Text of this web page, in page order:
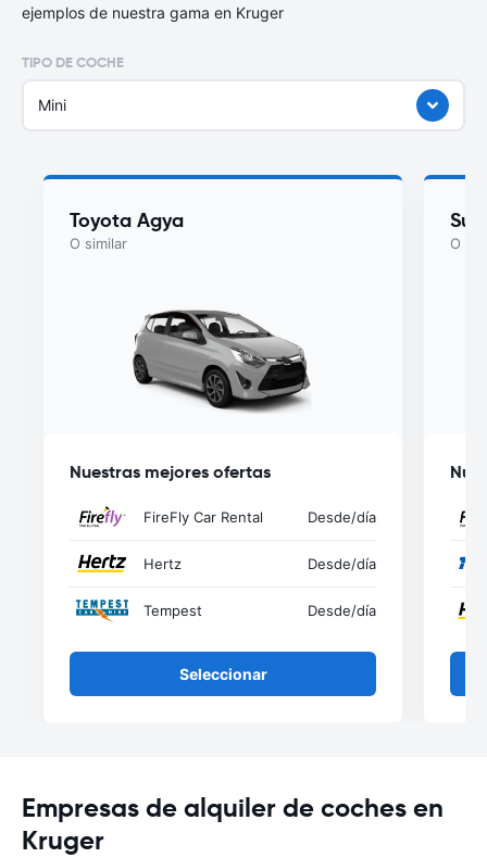
ejemplos de nuestra gama en Kruger
TIPO DE COCHE
Mini
Toyota Agya
O similar
Nuestras mejores ofertas
FireFly Car Rental Desde/día
Hertz Desde/día
Tempest Desde/día
Seleccionar
O
Empresas de alquiler de coches en
Kruger